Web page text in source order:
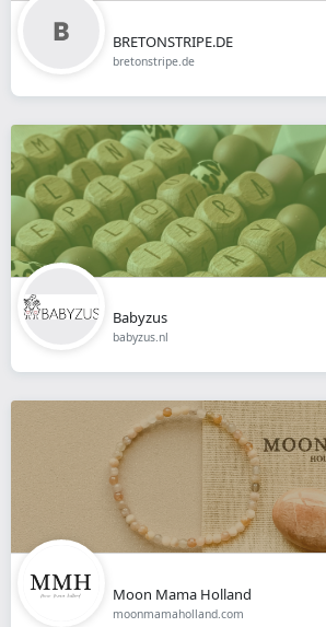
BRETONSTRIPE.DE
bretonstripe.de
Babyzus
babyzus.nl
Moon Mama Holland
moonmamaholland.com